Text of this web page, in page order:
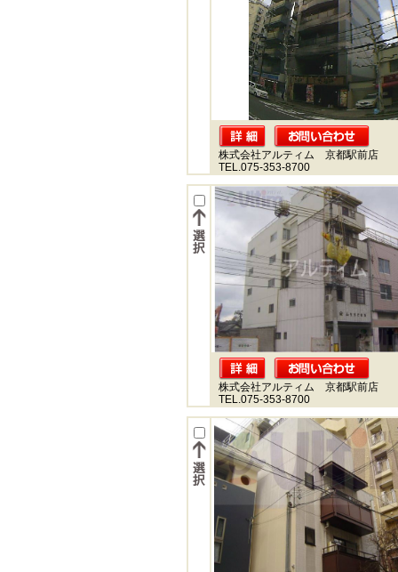
株式会社アルティム 京都駅前店
TEL.075-353-8700
株式会社アルティム 京都駅前店
TEL.075-353-8700